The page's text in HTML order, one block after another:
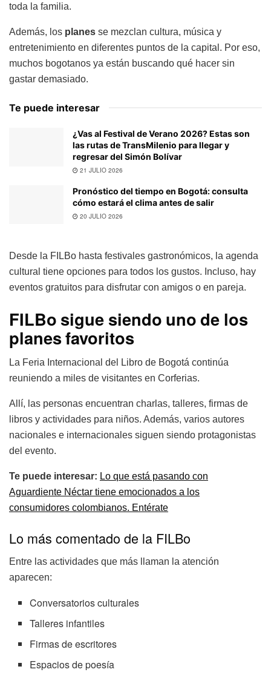
toda la familia.
Además, los planes se mezclan cultura, música y
entretenimiento en diferentes puntos de la capital. Por eso,
muchos bogotanos ya están buscando qué hacer sin
gastar demasiado.
Te puede interesar
¿Vas al Festival de Verano 2026? Estas son
las rutas de TransMilenio para llegar y
regresar del Simón Bolívar
21 JULIO 2026
Pronóstico del tiempo en Bogotá: consulta
cómo estará el clima antes de salir
20 JULIO 2026
Desde la FILBo hasta festivales gastronómicos, la agenda
cultural tiene opciones para todos los gustos. Incluso, hay
eventos gratuitos para disfrutar con amigos o en pareja.
FILBo sigue siendo uno de los
planes favoritos
La Feria Internacional del Libro de Bogotá continúa
reuniendo a miles de visitantes en Corferias.
Allí, las personas encuentran charlas, talleres, firmas de
libros y actividades para niños. Además, varios autores
nacionales e internacionales siguen siendo protagonistas
del evento.
Te puede interesar: Lo que está pasando con
Aguardiente Néctar tiene emocionados a los
consumidores colombianos. Entérate
Lo más comentado de la FILBo
Entre las actividades que más llaman la atención
aparecen:
Conversatorios culturales
Talleres infantiles
Firmas de escritores
Espacios de poesía